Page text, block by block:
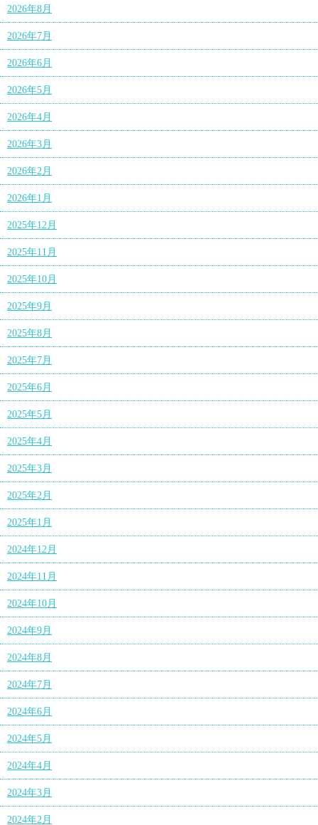
2026年8月
2026年7月
2026年6月
2026年5月
2026年4月
2026年3月
2026年2月
2026年1月
2025年12月
2025年11月
2025年10月
2025年9月
2025年8月
2025年7月
2025年6月
2025年5月
2025年4月
2025年3月
2025年2月
2025年1月
2024年12月
2024年11月
2024年10月
2024年9月
2024年8月
2024年7月
2024年6月
2024年5月
2024年4月
2024年3月
2024年2月